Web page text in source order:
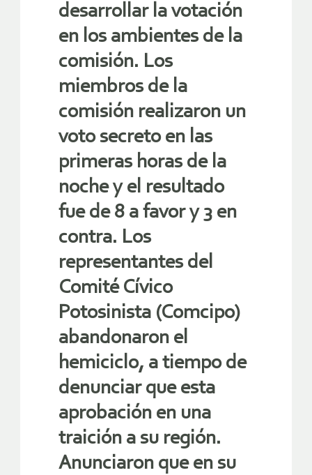
desarrollar la votación
en los ambientes de la
comisión. Los
miembros de la
comisión realizaron un
voto secreto en las
primeras horas de la
noche y el resultado
fue de 8 a favor y 3 en
contra. Los
representantes del
Comité Cívico
Potosinista (Comcipo)
abandonaron el
hemiciclo, a tiempo de
denunciar que esta
aprobación en una
traición a su región.
Anunciaron que en su